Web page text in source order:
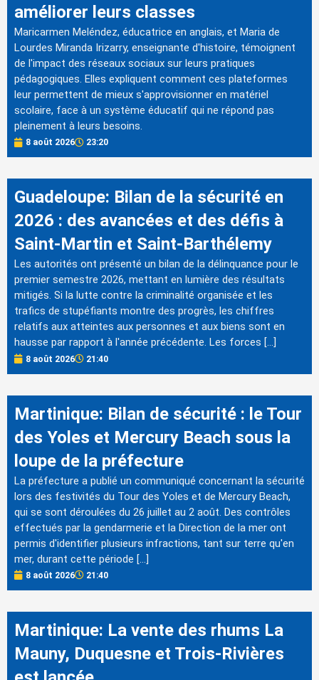
améliorer leurs classes
Maricarmen Meléndez, éducatrice en anglais, et Maria de
Lourdes Miranda Irizarry, enseignante d'histoire, témoignent
de l'impact des réseaux sociaux sur leurs pratiques
pédagogiques. Elles expliquent comment ces plateformes
leur permettent de mieux s'approvisionner en matériel
scolaire, face à un système éducatif qui ne répond pas
pleinement à leurs besoins.
8 août 2026 23:20
Guadeloupe: Bilan de la sécurité en
2026 : des avancées et des défis à
Saint-Martin et Saint-Barthélemy
Les autorités ont présenté un bilan de la délinquance pour le
premier semestre 2026, mettant en lumière des résultats
mitigés. Si la lutte contre la criminalité organisée et les
trafics de stupéfiants montre des progrès, les chiffres
relatifs aux atteintes aux personnes et aux biens sont en
hausse par rapport à l'année précédente. Les forces […]
8 août 2026 21:40
Martinique: Bilan de sécurité : le Tour
des Yoles et Mercury Beach sous la
loupe de la préfecture
La préfecture a publié un communiqué concernant la sécurité
lors des festivités du Tour des Yoles et de Mercury Beach,
qui se sont déroulées du 26 juillet au 2 août. Des contrôles
effectués par la gendarmerie et la Direction de la mer ont
permis d'identifier plusieurs infractions, tant sur terre qu'en
mer, durant cette période […]
8 août 2026 21:40
Martinique: La vente des rhums La
Mauny, Duquesne et Trois-Rivières